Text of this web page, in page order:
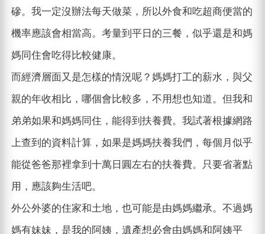
磣。我一定沒辦法每天做菜，所以外食和吃超商便當的
機率應該會相當高。考量到平日的三餐，似乎還是和媽
媽同住會吃得比較健康。
而經濟層面又是怎樣的情況呢？媽媽打工的薪水，與父
親的年收相比，哪個會比較多，不用想也知道。但我和
弟弟如果和媽媽同住，能得到扶養費。我試著根據網路
上查到的資料計算，如果是媽媽扶養我們，每個月似乎
能從爸爸那裡拿到十萬日圓左右的扶養費。只要省著點
用，應該夠生活吧。
外公外婆的住家和土地，也可能是由媽媽繼承。不過媽
媽有妹妹，是我的阿姨，遺產想必會由媽媽和阿姨平